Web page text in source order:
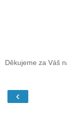
Děkujeme za Váš
‹